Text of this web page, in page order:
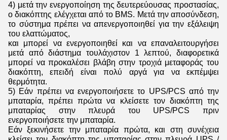
4) μετά την ενεργοποίηση της δευτερεύουσας προστασίας,
ο διακόπτης ελέγχεται από το BMS. Μετά την αποσύνδεση,
το σύστημα πρέπει να απενεργοποιηθεί για την εξάλειψη
του ελαττώματος,
και μπορεί να ενεργοποιηθεί και να επαναλειτουργήσει
μετά από διάστημα τουλάχιστον 1 λεπτού, διαφορετικά
μπορεί να προκαλέσει βλάβη στην τροχιά μεταφοράς του
διακόπτη, επειδή είναι πολύ αργά για να εκπέμψει
θερμότητα.
5) Εάν πρέπει να ενεργοποιήσετε το UPS/PCS από την
μπαταρία, πρέπει πρώτα να κλείσετε τον διακόπτη της
μπαταρίας στην πλευρά του UPS/PCS πριν
ενεργοποιήσετε την μπαταρία.
Εάν ξεκινήσετε την μπαταρία πρώτα, και στη συνέχεια